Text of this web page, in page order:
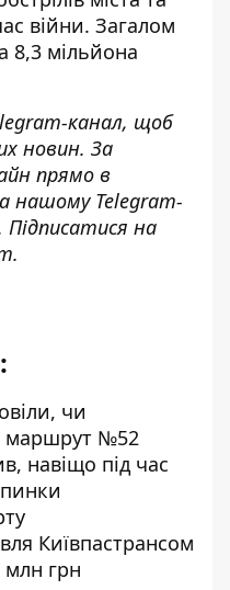
війни. Загалом
8,3 мільйона
канал, щоб
новин. За
прямо в
нашому Telegram-
Підписатися на
.
чи
маршрут №52
навіщо під час
Київпастрансом
млн грн